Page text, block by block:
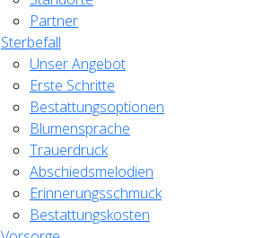
Partner
Sterbefall
Unser Angebot
Erste Schritte
Bestattungsoptionen
Blumensprache
Trauerdruck
Abschiedsmelodien
Erinnerungsschmuck
Bestattungskosten